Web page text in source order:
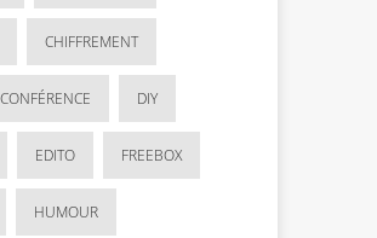
CHIFFREMENT
CONFÉRENCE DIY
EDITO FREEBOX
HUMOUR